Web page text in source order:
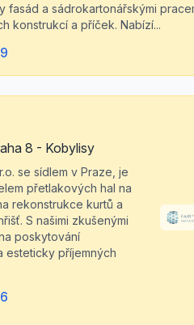
fasád a sádrokartonářskými
konstrukcí a příček. Nabízí...
8 - Kobylisy
se sídlem v Praze, je
přetlakových hal na
rekonstrukce kurtů a
S našimi zkušenými
poskytování
esteticky příjemných